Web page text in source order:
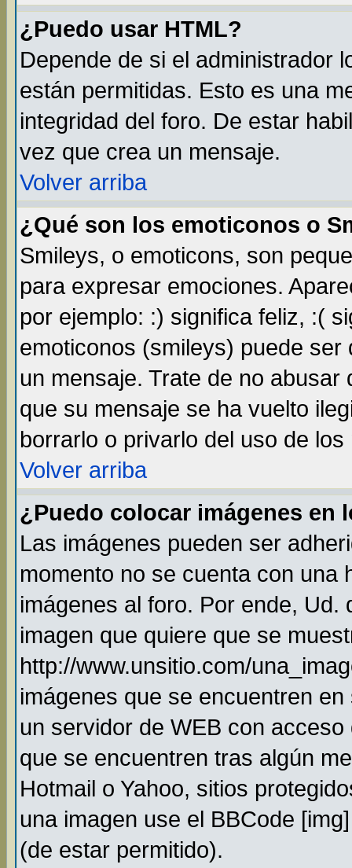
¿Puedo usar HTML?
Depende de si el administrador
están permitidas. Esto es una
integridad del foro. De estar
vez que crea un mensaje.
Volver arriba
¿Qué son los emoticonos o
Smileys, o emoticons, son
para expresar emociones.
por ejemplo: :) significa feliz, :(
emoticonos (smileys) puede
un mensaje. Trate de no
que su mensaje se ha vuelto
borrarlo o privarlo del uso de los
Volver arriba
¿Puedo colocar imágenes en
Las imágenes pueden ser
momento no se cuenta con una
imágenes al foro. Por ende,
imagen que quiere que se
http://www.unsitio.com/
imágenes que se encuentren
un servidor de WEB con
que se encuentren tras algún
Hotmail o Yahoo, sitios
una imagen use el BBCode
(de estar permitido).